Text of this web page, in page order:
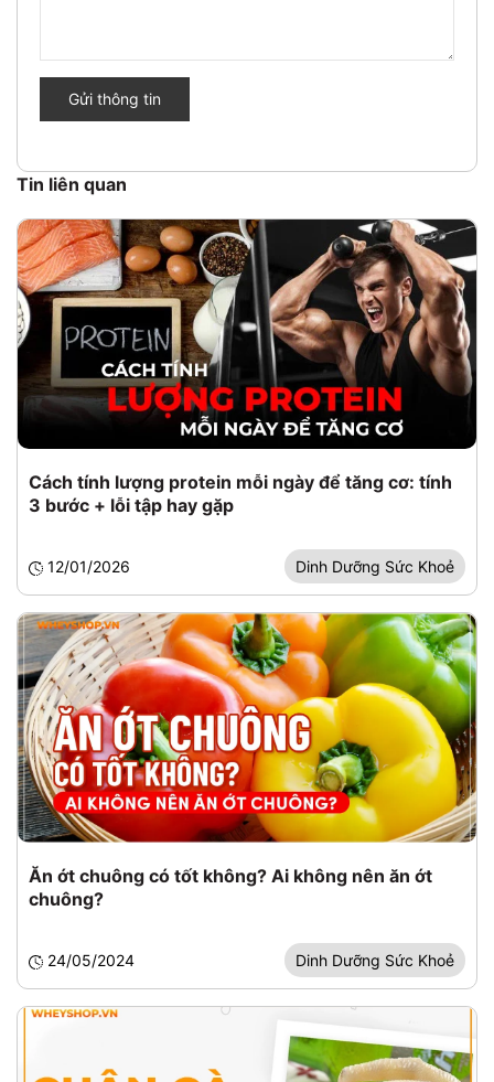
Gửi thông tin
Tin liên quan
Cách tính lượng protein mỗi ngày để tăng cơ: tính
3 bước + lỗi tập hay gặp
12/01/2026 Dinh Dưỡng Sức Khoẻ
Ăn ớt chuông có tốt không? Ai không nên ăn ớt
chuông?
24/05/2024 Dinh Dưỡng Sức Khoẻ